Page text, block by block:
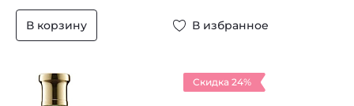
В корзину В избранное
Скидка 24%